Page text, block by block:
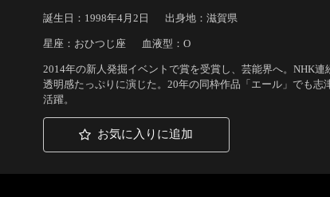
誕生日：1998年4月2日 出身地：滋賀県
星座：おひつじ座 血液型：O
2014年の新人発掘イベントで賞を受賞し、芸能界へ。NHK
透明感たっぷりに演じた。20年の同枠作品「エール」でも
活躍。
お気に入りに追加